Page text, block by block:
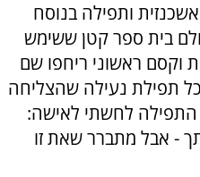
ותפילה בנוסח
בית ספר קטן ששימש
וקסם ראשוני ריחפו שם
תפילת נעילה שהצליחה
התפילה לחשתי לאישה:
- אבל מתברר שאת זו